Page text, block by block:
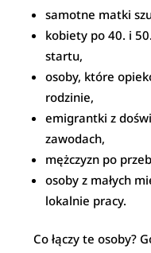
samotne matki
kobiety po 40. i
startu,
osoby, które
rodzinie,
emigrantki z
zawodach,
mężczyzn po
osoby z małych
lokalnie pracy.
Co łączy te osoby?